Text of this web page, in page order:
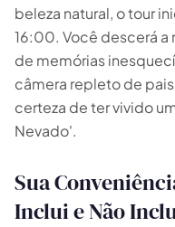
beleza natural, o tour
16:00. Você descerá a
de memórias
câmera repleto de
certeza de ter vivido
Nevado'.
Sua
Inclui e Não
E
Vou te ajudar a
perguntas rápidas.
E
Quantosdias você
experiências?